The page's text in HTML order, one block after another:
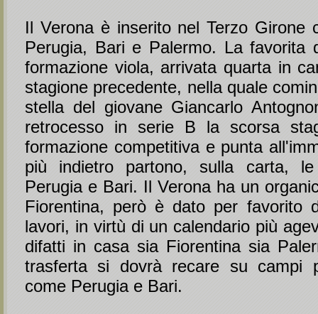
Il Verona è inserito nel Terzo Girone
Perugia, Bari e Palermo. La favorita
formazione viola, arrivata quarta in
stagione precedente, nella quale
stella del giovane Giancarlo
retrocesso in serie B la scorsa
formazione competitiva e punta
più indietro partono, sulla carta,
Perugia e Bari. Il Verona ha un
Fiorentina, però è dato per favorito
lavori, in virtù di un calendario più
difatti in casa sia Fiorentina sia
trasferta si dovrà recare su campi
come Perugia e Bari.